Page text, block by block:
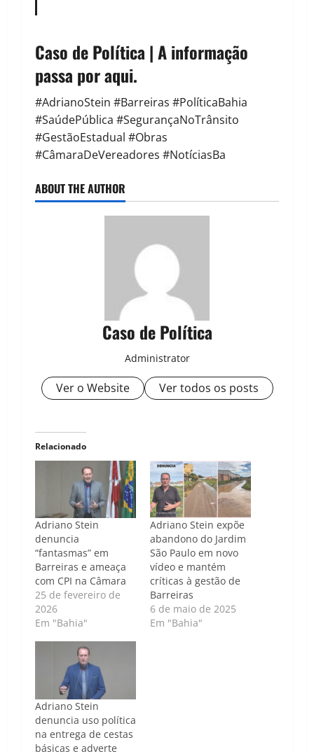
Caso de Política | A informação
passa por aqui.
#AdrianoStein #Barreiras #PolíticaBahia
#SaúdePública #SegurançaNoTrânsito
#GestãoEstadual #Obras
#CâmaraDeVereadores #NotíciasBa
ABOUT THE AUTHOR
Caso de Política
Administrator
Ver o Website Ver todos os posts
Relacionado
Adriano Stein
denuncia
“fantasmas” em
Barreiras e ameaça
com CPI na Câmara
25 de fevereiro de
2026
Em "Bahia"
Adriano Stein expõe
abandono do Jardim
São Paulo em novo
vídeo e mantém
críticas à gestão de
Barreiras
6 de maio de 2025
Em "Bahia"
Adriano Stein
denuncia uso política
na entrega de cestas
básicas e adverte